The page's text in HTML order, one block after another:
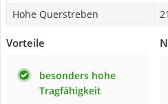
Hohe Querstreben
Vorteile
besonders hohe
Tragfähigkeit